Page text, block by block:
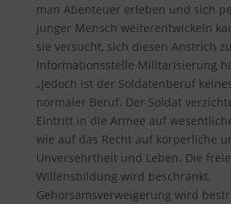
man Abenteuer erleben und sich
junger Mensch weiterentwickeln
sie versucht, sich diesen Anstrich
Informationsstelle Militarisierung
„Jedoch ist der Soldatenberuf
normaler Beruf. Der Soldat
Eintritt in die Armee auf
wie auf das Recht auf körperliche
Unversehrtheit und Leben. Die
Willensbildung wird beschränkt,
Gehorsamsverweigerung wird